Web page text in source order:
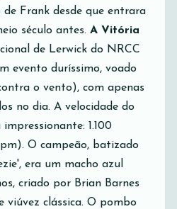
Frank desde que entrara
século antes. A Vitória
de Lerwick do NRCC
evento duríssimo, voado
o vento), com apenas
no dia. A velocidade do
1.100
O campeão, batizado
era um macho azul
criado por Brian Barnes
viúvez clássica. O pombo